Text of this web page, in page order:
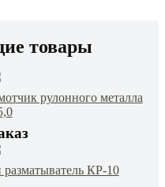
товары
рулонного металла
КР-10